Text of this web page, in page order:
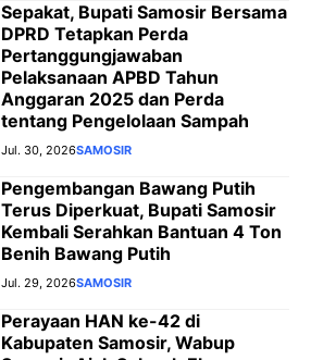
Sepakat, Bupati Samosir Bersama
DPRD Tetapkan Perda
Pertanggungjawaban
Pelaksanaan APBD Tahun
Anggaran 2025 dan Perda
tentang Pengelolaan Sampah
Jul. 30, 2026SAMOSIR
Pengembangan Bawang Putih
Terus Diperkuat, Bupati Samosir
Kembali Serahkan Bantuan 4 Ton
Benih Bawang Putih
Jul. 29, 2026SAMOSIR
Perayaan HAN ke-42 di
Kabupaten Samosir, Wabup